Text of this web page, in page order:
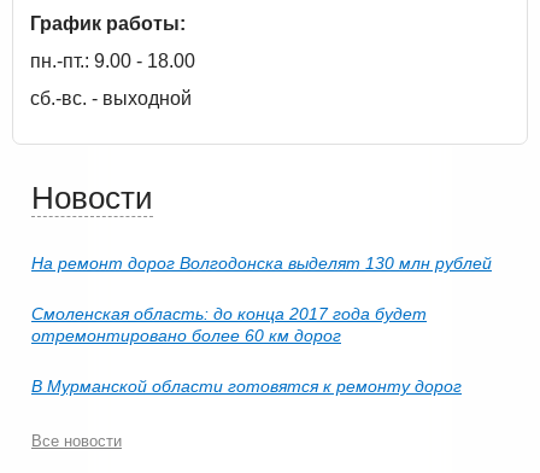
График работы:
пн.-пт.: 9.00 - 18.00
сб.-вс. - выходной
Новости
На ремонт дорог Волгодонска выделят 130 млн рублей
Смоленская область: до конца 2017 года будет
отремонтировано более 60 км дорог
В Мурманской области готовятся к ремонту дорог
Все новости